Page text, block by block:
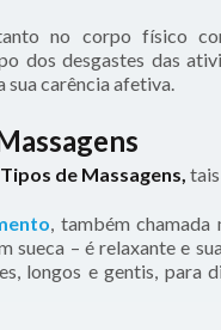
no corpo físico
dos desgastes das
carência afetiva.
Tipos de Massagens,
, também
sueca – é relaxante e
longos e gentis, para